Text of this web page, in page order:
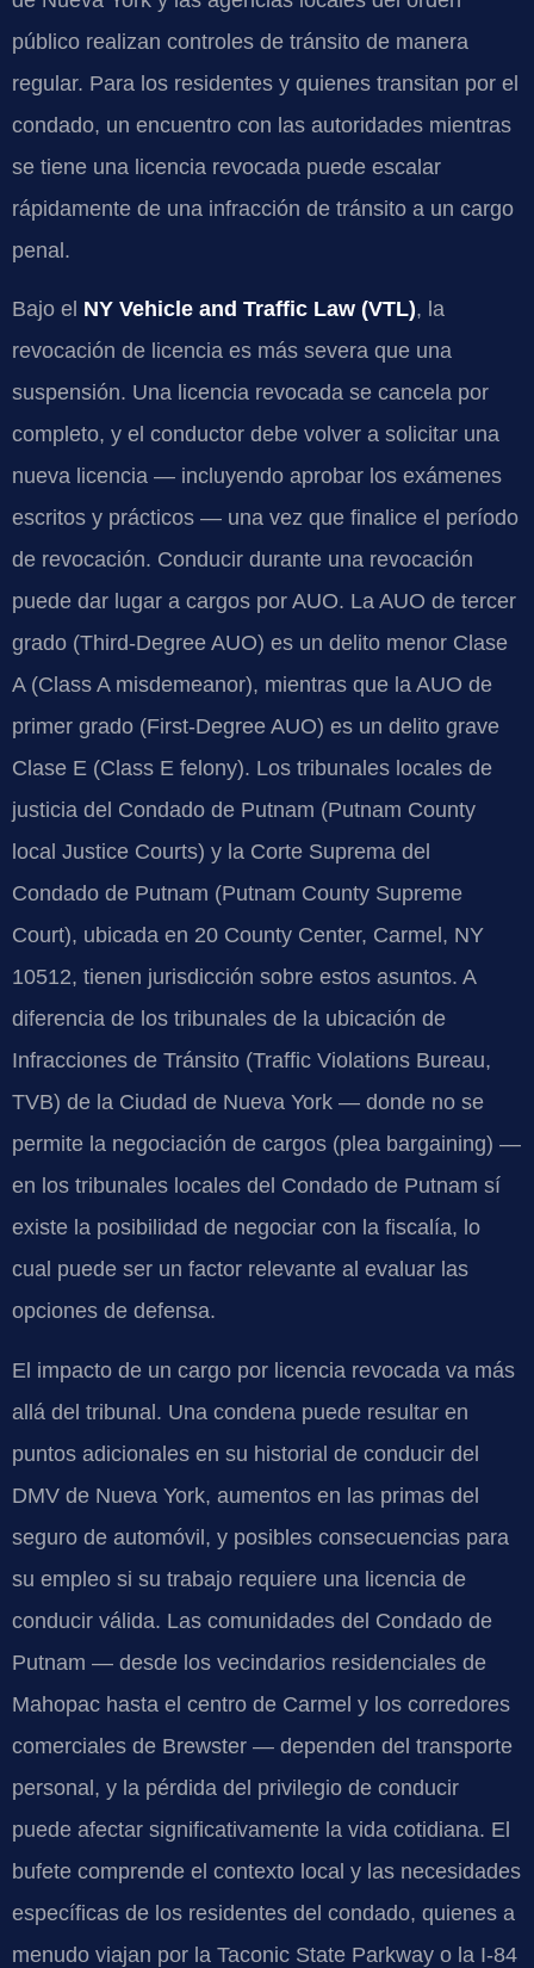
público realizan controles de tránsito de manera
regular. Para los residentes y quienes transitan por el
condado, un encuentro con las autoridades mientras
se tiene una licencia revocada puede escalar
rápidamente de una infracción de tránsito a un cargo
penal.
Bajo el NY Vehicle and Traffic Law (VTL), la
revocación de licencia es más severa que una
suspensión. Una licencia revocada se cancela por
completo, y el conductor debe volver a solicitar una
nueva licencia — incluyendo aprobar los exámenes
escritos y prácticos — una vez que finalice el período
de revocación. Conducir durante una revocación
puede dar lugar a cargos por AUO. La AUO de tercer
grado (Third-Degree AUO) es un delito menor Clase
A (Class A misdemeanor), mientras que la AUO de
primer grado (First-Degree AUO) es un delito grave
Clase E (Class E felony). Los tribunales locales de
justicia del Condado de Putnam (Putnam County
local Justice Courts) y la Corte Suprema del
Condado de Putnam (Putnam County Supreme
Court), ubicada en 20 County Center, Carmel, NY
10512, tienen jurisdicción sobre estos asuntos. A
diferencia de los tribunales de la ubicación de
Infracciones de Tránsito (Traffic Violations Bureau,
TVB) de la Ciudad de Nueva York — donde no se
permite la negociación de cargos (plea bargaining) —
en los tribunales locales del Condado de Putnam sí
existe la posibilidad de negociar con la fiscalía, lo
cual puede ser un factor relevante al evaluar las
opciones de defensa.
El impacto de un cargo por licencia revocada va más
allá del tribunal. Una condena puede resultar en
puntos adicionales en su historial de conducir del
DMV de Nueva York, aumentos en las primas del
seguro de automóvil, y posibles consecuencias para
su empleo si su trabajo requiere una licencia de
conducir válida. Las comunidades del Condado de
Putnam — desde los vecindarios residenciales de
Mahopac hasta el centro de Carmel y los corredores
comerciales de Brewster — dependen del transporte
personal, y la pérdida del privilegio de conducir
puede afectar significativamente la vida cotidiana. El
bufete comprende el contexto local y las necesidades
específicas de los residentes del condado, quienes a
menudo viajan por la Taconic State Parkway o la I-84